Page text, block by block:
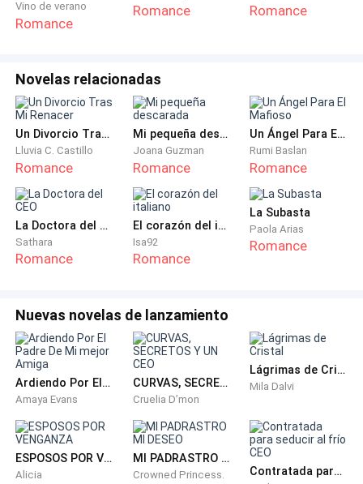
permaneciera a mi lado para siempre, no podría
necesitaría unir su sangre con la mía, parecía sencillo.
Fue entonces, cuando al salir de la biblioteca los vi, él
la miraba con jamás se atrevió a mirarme, sus ojos
expresaban calma y pureza, ella simplemente lo veía
-¡NO VOY A PERMITIR QUE TE ALEJES DE MÍ!- grité
enfurecida, al borde de perder por completo el
control, mis ojos volvieron a su color real un rojo vivo.
Por primera vez revele mi verdadera identidad como
contenida en mi cuerpo eliminó los efectos del
encantamiento de camuflaje.
—TU ERES MÍO, ME PERTENECES, NO TE APARTARAS
DE MI LADO NUNCA— grité.
Perdí el control por completo, la tierra comenzó a
Vino de verano
Romance
Romance Romance
Novelas relacionadas
Un Divorcio Tras Mi Renacer
Lluvia C. Castillo
Romance
Mi pequeña descarada
Joana Guzman
Romance
Un Ángel Para El Mafioso
Rumi Baslan
Romance
La Doctora del CEO
Sathara
Romance
El corazón del italiano
Isa92
Romance
La Subasta
Paola Arias
Romance
Nuevas novelas de lanzamiento
Ardiendo Por El Padre De Mi mejor Amiga
Amaya Evans
CURVAS, SECRETOS Y UN CEO
Cruelia D’mon
Lágrimas de Cristal
Mila Dalvi
ESPOSOS POR VENGANZA
Alicia
MI PADRASTRO MI DESEO
Crowned Princess. Contratada para seducir al frío CEO